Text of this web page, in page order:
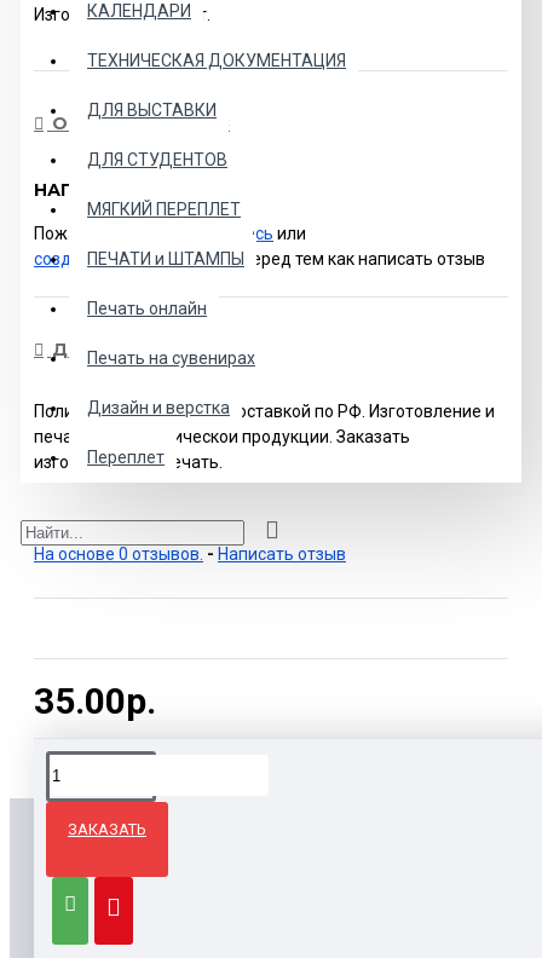
КАЛЕНДАРИ
ТЕХНИЧЕСКАЯ ДОКУМЕНТАЦИЯ
ДЛЯ ВЫСТАВКИ
ДЛЯ СТУДЕНТОВ
МЯГКИЙ ПЕРЕПЛЕТ
ПЕЧАТИ и ШТАМПЫ
Печать онлайн
Печать на сувенирах
Дизайн и верстка
Переплет
Изготовление от 1 шт.
ОСТАВИТЬ ОТЗЫВ
НАПИСАТЬ ОТЗЫВ
Пожалуйста авторизируйтесь или
создайте учетную записьперед тем как написать отзыв
ДОСТАВКА И ОПЛАТА
Полиграфия в Москве с доставкой по РФ. Изготовление и
печать полиграфической продукции. Заказать
изготовление и печать.
На основе 0 отзывов. - Написать отзыв
35.00р.
ЗАКАЗАТЬ
Печать почтовых открыток